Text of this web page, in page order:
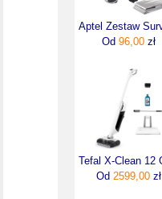
Od 96,00 zł
Od 2599,00 zł